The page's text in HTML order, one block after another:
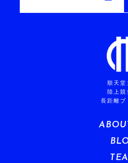
順天堂
陸上競
長距離ブ